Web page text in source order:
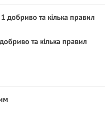
та кілька правил